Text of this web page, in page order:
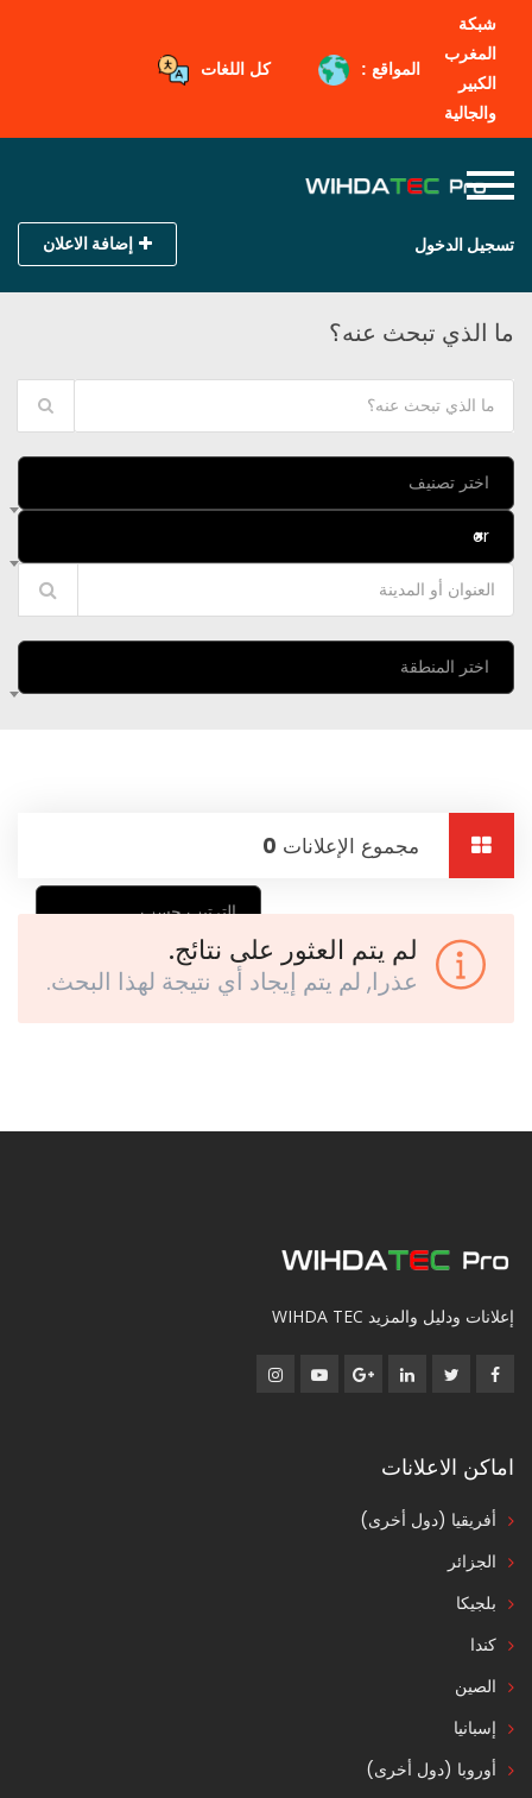
شبكة
المغرب
الكبير
والجالية
المواقع : كل اللغات
تسجيل الدخول إضافة الاعلان
ما الذي تبحث عنه؟
اختر تصنيف
×
or
اختر المنطقة
مجموع الإعلانات 0
الترتيب حسب
لم يتم العثور على نتائج.
عذرا, لم يتم إيجاد أي نتيجة لهذا البحث.
إعلانات ودليل والمزيد WIHDA TEC
اماكن الاعلانات
أفريقيا (دول أخرى)
الجزائر
بلجيكا
كندا
الصين
إسبانيا
أوروبا (دول أخرى)